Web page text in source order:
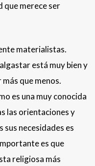
que merece ser
materialistas.
está muy bien y
que menos.
es una muy conocida
las orientaciones y
sus necesidades es
es que
religiosa más